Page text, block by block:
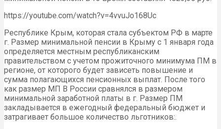
https://youtube.com/watch?v=4vvuJo168Uc
Республике Крым, которая стала субъектом РФ в марте
г. Размер минимальной пенсии в Крыму с 1 января года
определяется местным республиканским
правительством с учетом прожиточного минимума ПМ в
регионе, от которого будет зависеть повышение и
сумма полагающихся пенсионных выплат. После того
как размер МП В России сравнялся в размером
минимальной заработной платы в г. Размер ПМ
закладывается в ежегодный федеральный бюджет и
затрагивает большое количество льготников:.